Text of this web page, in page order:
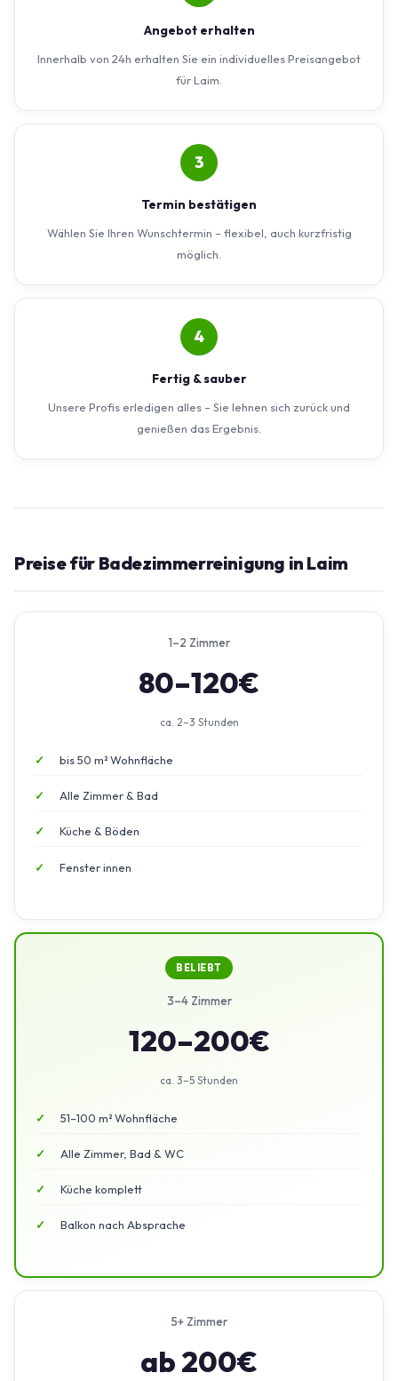
Angebot erhalten
Innerhalb von 24h erhalten Sie ein individuelles Preisangebot
für Laim.
3
Termin bestätigen
Wählen Sie Ihren Wunschtermin – flexibel, auch kurzfristig
möglich.
4
Fertig & sauber
Unsere Profis erledigen alles – Sie lehnen sich zurück und
genießen das Ergebnis.
Preise für Badezimmerreinigung in Laim
1–2 Zimmer
80–120€
ca. 2–3 Stunden
bis 50 m² Wohnfläche
Alle Zimmer & Bad
Küche & Böden
Fenster innen
BELIEBT
3–4 Zimmer
120–200€
ca. 3–5 Stunden
51–100 m² Wohnfläche
Alle Zimmer, Bad & WC
Küche komplett
Balkon nach Absprache
5+ Zimmer
ab 200€